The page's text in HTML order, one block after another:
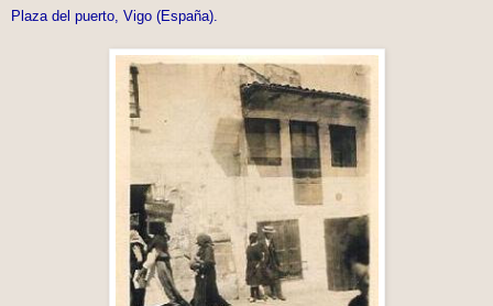
Plaza del puerto, Vigo (España).